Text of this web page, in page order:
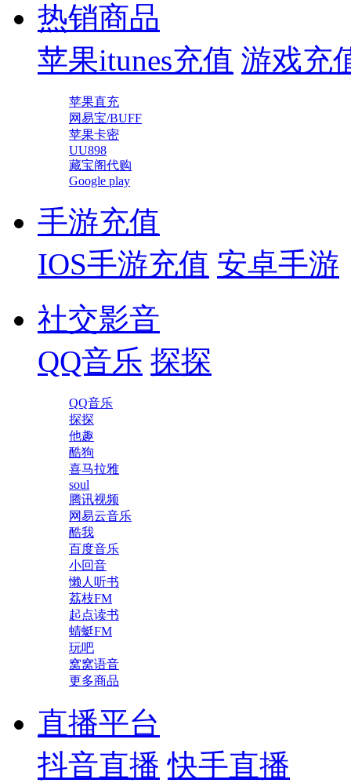
热销商品
苹果itunes充值 游戏充
苹果直充
网易宝/BUFF
苹果卡密
UU898
藏宝阁代购
Google play
手游充值
IOS手游充值 安卓手游
社交影音
QQ音乐 探探
QQ音乐
探探
他趣
酷狗
喜马拉雅
soul
腾讯视频
网易云音乐
酷我
百度音乐
小回音
懒人听书
荔枝FM
起点读书
蜻蜓FM
玩吧
窝窝语音
更多商品
直播平台
抖音直播 快手直播